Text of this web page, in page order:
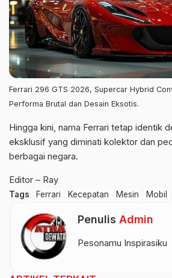
Ferrari 296 GTS 2026, Supercar Hybrid
Performa Brutal dan Desain Eksotis.
Hingga kini, nama Ferrari tetap identik
eksklusif yang diminati kolektor dan
berbagai negara.
Editor – Ray
Tags Ferrari Kecepatan Mesin Mobil
Penulis Admin
Pesonamu Inspirasiku